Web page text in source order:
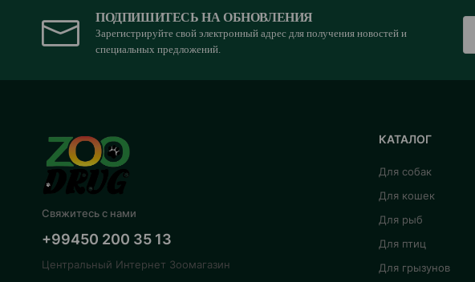
ПОДПИШИТЕСЬ НА ОБНОВЛЕНИЯ
Зарегистрируйте свой электронный адрес для получения новостей и
специальных предложений.
Свяжитесь с нами
+99450 200 35 13
Центральный Интернет Зоомагазин
КАТАЛОГ
Для собак
Для кошек
Для рыб
Для птиц
Для грызунов